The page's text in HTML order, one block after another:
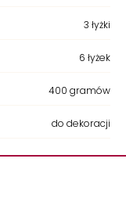
3 łyżki
6 łyżek
400 gramów
do dekoracji